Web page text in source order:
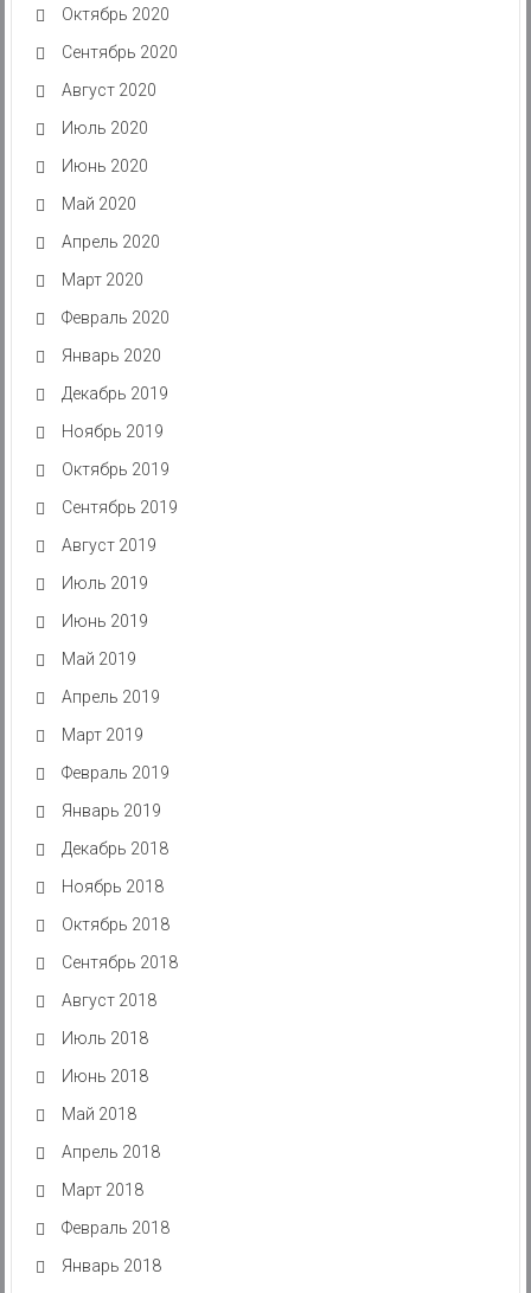
Октябрь 2020
Сентябрь 2020
Август 2020
Июль 2020
Июнь 2020
Май 2020
Апрель 2020
Март 2020
Февраль 2020
Январь 2020
Декабрь 2019
Ноябрь 2019
Октябрь 2019
Сентябрь 2019
Август 2019
Июль 2019
Июнь 2019
Май 2019
Апрель 2019
Март 2019
Февраль 2019
Январь 2019
Декабрь 2018
Ноябрь 2018
Октябрь 2018
Сентябрь 2018
Август 2018
Июль 2018
Июнь 2018
Май 2018
Апрель 2018
Март 2018
Февраль 2018
Январь 2018